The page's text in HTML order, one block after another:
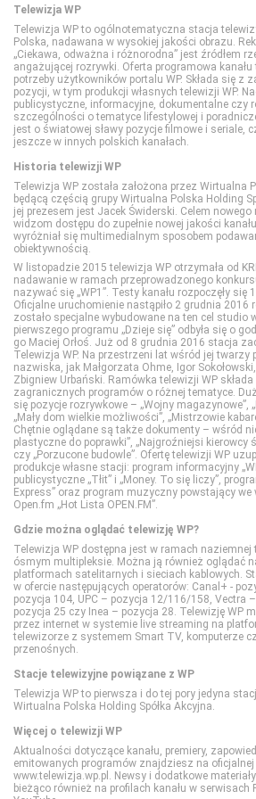
BBC First
CANAL+ 1
CANAL+ 360
CANAL+ 4K Ultra HD
CANAL+ Film
CANAL+ Premium
CANAL+ Seriale
Cinemax
Cinemax 2
Comedy Central
Film Cafe
FILMBOX+ Action
FILMBOX+ Comedy
FILMBOX+ Festival
FILMBOX+ Hits
Eleven Sports 1
Eleven Sports 2
Eleven Sports 3
Eleven Sports 4
Eurosport 1
Eurosport 2
Extreme Sports Channel
Polsat Sport 1
Polsat Sport 2
Polsat Sport 3
Polsat Sport Extra 1
Polsat Sport Extra 2
Polsat Sport Extra 3
Polsat Sport Fight
Polsat Sport Premium 1
Discovery Channel
Discovery Historia
Discovery Life
Discovery Science
DTX (d. Discovery Turbo Xtra)
Fokus TV
HISTORY
HISTORY 2
ID
Nat Geo People
National Geographic
National Geographic Wild
PLANETE+
Polsat Viasat Explore
Polsat Viasat History
Food Network
HGTV
Lifetime
Polsat Cafe
Polsat Games
Polsat Play
Polsat Rodzina
TLC
TTV
TVN Style
TVN Turbo
TVP Kobieta
Disney Channel
Disney Junior
Disney XD
MiniMini+
Nickelodeon
Nicktoons
TVP ABC
Telewizja WP
Telewizja WP to ogólnotematyczna stacja
Polska, nadawana w wysokiej jakości obrazu.
„Ciekawa, odważna i różnorodna” jest źródłem
angażującej rozrywki. Oferta programowa
potrzeby użytkowników portalu WP. Składa się z
pozycji, w tym produkcji własnych telewizji WP.
publicystyczne, informacyjne, dokumentalne czy
szczególności o tematyce lifestylowej i
jest o światowej sławy pozycje filmowe i seriale,
jeszcze w innych polskich kanałach.
Historia telewizji WP
Telewizja WP została założona przez Wirtualna
będącą częścią grupy Wirtualna Polska Holding
jej prezesem jest Jacek Świderski. Celem nowego
widzom dostępu do zupełnie nowej jakości
wyróżniał się multimedialnym sposobem
obiektywnością.
W listopadzie 2015 telewizja WP otrzymała od
nadawanie w ramach przeprowadzonego
nazywać się „WP1”. Testy kanału rozpoczęły
Oficjalne uruchomienie nastąpiło 2 grudnia 2016
zostało specjalne wybudowane na ten cel studio
pierwszego programu „Dzieje się” odbyła się o
go Maciej Orłoś. Już od 8 grudnia 2016 stacja
Telewizja WP. Na przestrzeni lat wśród jej twarzy
nazwiska, jak Małgorzata Ohme, Igor
Zbigniew Urbański. Ramówka telewizji WP
zagranicznych programów o różnej tematyce.
się pozycje rozrywkowe – „Wojny magazynowe”,
„Mały dom wielkie możliwości”, „Mistrzowie
Chętnie oglądane są także dokumenty – wśród
plastyczne do poprawki”, „Najgroźniejsi kierowcy
czy „Porzucone budowle”. Ofertę telewizji WP
produkcje własne stacji: program informacyjny
publicystyczne „Tłit” i „Money. To się liczy”,
Express” oraz program muzyczny powstający we
Open.fm „Hot Lista OPEN.FM”.
Gdzie można oglądać telewizję WP?
Telewizja WP dostępna jest w ramach naziemnej
ósmym multipleksie. Można ją również oglądać
platformach satelitarnych i sieciach kablowych.
w ofercie następujących operatorów: Canal+ -
pozycja 104, UPC – pozycja 12/116/158, Vectra
pozycja 25 czy Inea – pozycja 28. Telewizję WP
przez internet w systemie live streaming na
telewizorze z systemem Smart TV, komputerze
przenośnych.
Stacje telewizyjne powiązane z WP
Telewizja WP to pierwsza i do tej pory jedyna
Wirtualna Polska Holding Spółka Akcyjna.
Więcej o telewizji WP
Aktualności dotyczące kanału, premiery,
emitowanych programów znajdziesz na
www.telewizja.wp.pl. Newsy i dodatkowe
bieżąco również na profilach kanału w serwisach